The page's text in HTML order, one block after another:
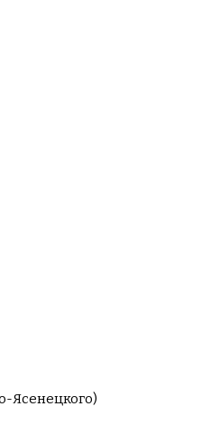
Ясенецкого)